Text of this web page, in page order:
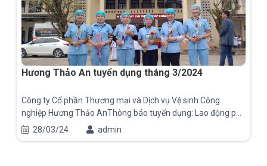
Hương Thảo An tuyển dụng tháng 3/2024
Công ty Cổ phần Thương mại và Dịch vụ Vệ sinh Công
nghiệp Hương Thảo AnThông báo tuyển dụng: Lao động phổ
thông: 10 người Giám sát trực tiếp: 1…
28/03/24 admin